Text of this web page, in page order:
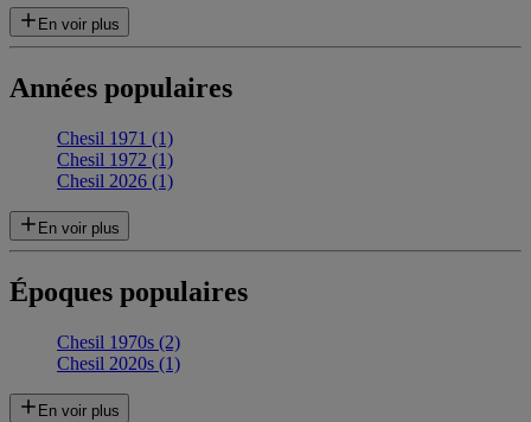
En voir plus
Années populaires
Chesil 1971 (1)
Chesil 1972 (1)
Chesil 2026 (1)
En voir plus
Époques populaires
Chesil 1970s (2)
Chesil 2020s (1)
En voir plus